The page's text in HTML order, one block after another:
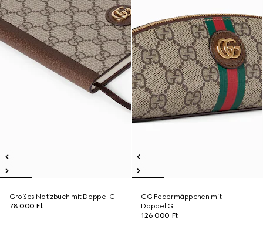
Großes Notizbuch mit Doppel G
78 000 Ft
GG Federmäppchen mit
Doppel G
126 000 Ft